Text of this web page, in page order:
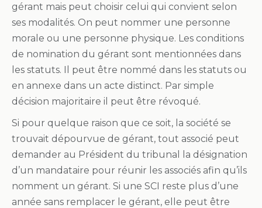
gérant mais peut choisir celui qui convient selon
ses modalités. On peut nommer une personne
morale ou une personne physique. Les conditions
de nomination du gérant sont mentionnées dans
les statuts. Il peut être nommé dans les statuts ou
en annexe dans un acte distinct. Par simple
décision majoritaire il peut être révoqué.
Si pour quelque raison que ce soit, la société se
trouvait dépourvue de gérant, tout associé peut
demander au Président du tribunal la désignation
d’un mandataire pour réunir les associés afin qu’ils
nomment un gérant. Si une SCI reste plus d’une
année sans remplacer le gérant, elle peut être